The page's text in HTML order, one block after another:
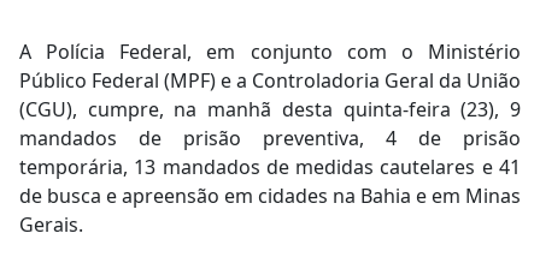
A Polícia Federal, em conjunto com o Ministério
Público Federal (MPF) e a Controladoria Geral da União
(CGU), cumpre, na manhã desta quinta-feira (23), 9
mandados de prisão preventiva, 4 de prisão
temporária, 13 mandados de medidas cautelares e 41
de busca e apreensão em cidades na Bahia e em Minas
Gerais.